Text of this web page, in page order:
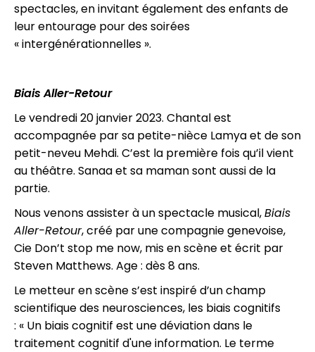
spectacles, en invitant également des enfants de
leur entourage pour des soirées
« intergénérationnelles ».
Biais Aller-Retour
Le vendredi 20 janvier 2023. Chantal est
accompagnée par sa petite-nièce Lamya et de son
petit-neveu Mehdi. C’est la première fois qu’il vient
au théâtre. Sanaa et sa maman sont aussi de la
partie.
Nous venons assister à un spectacle musical,Biais
Aller-Retour, créé par une compagnie genevoise,
Cie Don’t stop me now, mis en scène et écrit par
Steven Matthews. Age : dès 8 ans.
Le metteur en scène s’est inspiré d’un champ
scientifique des neurosciences, les biais cognitifs
: « Un biais cognitif est une déviation dans le
traitement cognitif d'une information. Le terme